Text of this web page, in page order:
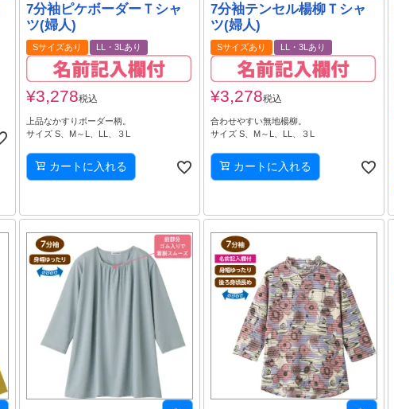
7分袖ピケボーダーＴシャ
ツ(婦人)
Sサイズあり LL・3Lあり
¥3,278税込
上品なかすりボーダー柄。
サイズ S、M～L、LL、３L
カートに入れる
7分袖テンセル楊柳Ｔシャ
ツ(婦人)
Sサイズあり LL・3Lあり
¥3,278税込
合わせやすい無地楊柳。
サイズ S、M～L、LL、３L
カートに入れる